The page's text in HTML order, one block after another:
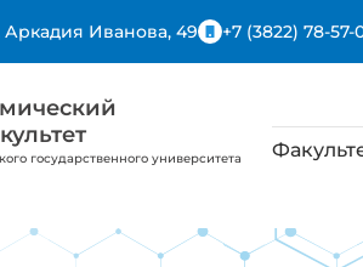
Аркадия Иванова, 49 +7 (3822) 78-57-
государственного университета